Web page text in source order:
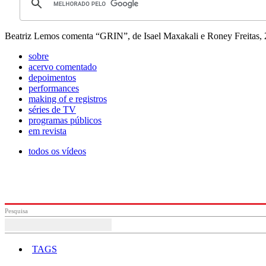
Beatriz Lemos comenta “GRIN”, de Isael Maxakali e Roney Freitas,
sobre
acervo comentado
depoimentos
performances
making of e registros
séries de TV
programas públicos
em revista
todos os vídeos
Pesquisa
TAGS